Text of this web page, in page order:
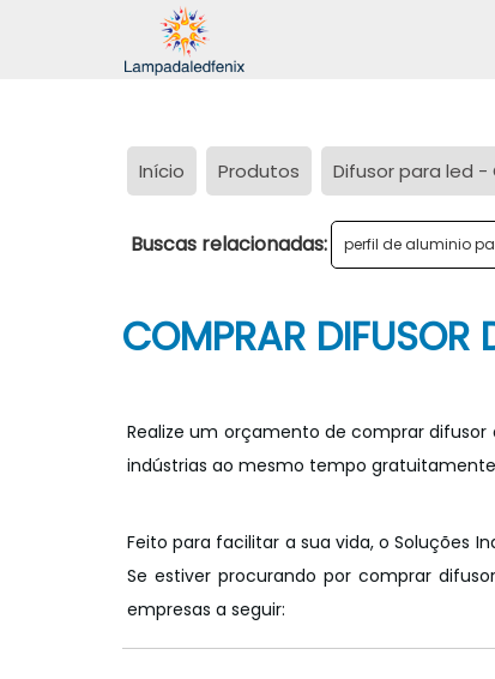
Início Produtos Difusor para led
Buscas relacionadas: perfil de aluminio
COMPRAR DIFUSOR
Realize um orçamento de comprar
indústrias ao mesmo tempo
Feito para facilitar a sua vida, o Soluções
Se estiver procurando por comprar
empresas a seguir: